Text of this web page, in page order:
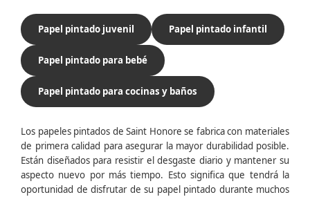
Papel pintado juvenil Papel pintado infantil
Papel pintado para bebé
Papel pintado para cocinas y baños
Los papeles pintados de Saint Honore se fabrica con materiales
de primera calidad para asegurar la mayor durabilidad posible.
Están diseñados para resistir el desgaste diario y mantener su
aspecto nuevo por más tiempo. Esto significa que tendrá la
oportunidad de disfrutar de su papel pintado durante muchos